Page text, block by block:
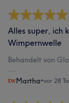
Alles super, ich
Wimpernwelle
Behandelt von
Martha•vor 28